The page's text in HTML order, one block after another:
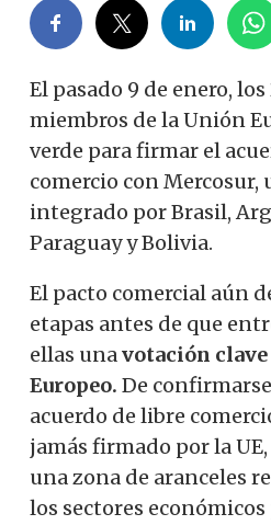
El pasado 9 de enero, los
miembros de la Unión
verde para firmar el
comercio con Mercosur,
integrado por Brasil,
Paraguay y Bolivia.
El pacto comercial aún
etapas antes de que
ellas unavotación
Europeo. De
acuerdo de libre
jamás firmado por la
una zona de aranceles
los sectores